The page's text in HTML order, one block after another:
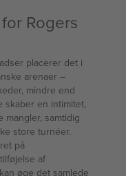
Rogers
placerer det i
arenaer –
mindre end
skaber en intimitet,
mangler, samtidig
store turnéer.
på
af
øge det samlede